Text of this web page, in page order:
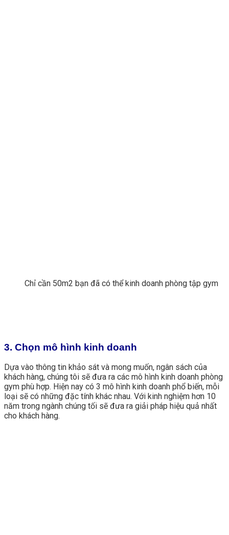
Chỉ cần 50m2 bạn đã có thể kinh doanh phòng tập gym
3. Chọn mô hình kinh doanh
Dựa vào thông tin khảo sát và mong muốn, ngân sách của
khách hàng, chúng tôi sẽ đưa ra các mô hình kinh doanh phòng
gym phù hợp. Hiện nay có 3 mô hình kinh doanh phổ biến, mỗi
loại sẽ có những đặc tính khác nhau. Với kinh nghiệm hơn 10
năm trong ngành chúng tối sẽ đưa ra giải pháp hiệu quả nhất
cho khách hàng.